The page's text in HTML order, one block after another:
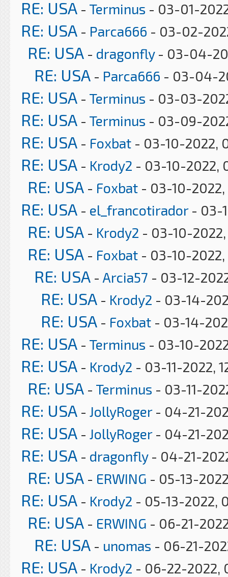
RE: USA - Terminus - 03-01-
RE: USA - Parca666 - 03-02-
RE: USA - dragonfly- 03-04-
RE: USA - Parca666 - 03-04-
RE: USA - Terminus - 03-03-
RE: USA - Terminus - 03-09-
RE: USA - Foxbat - 03-10-2022,
RE: USA - Krody2 - 03-10-2022,
RE: USA - Foxbat - 03-10-2022,
RE: USA - el_francotirador- 03-
RE: USA - Krody2 - 03-10-
RE: USA - Foxbat - 03-10-2022,
RE: USA - Arcia57 - 03-12-
RE: USA - Krody2 - 03-14-
RE: USA - Foxbat - 03-14-
RE: USA - Terminus - 03-10-
RE: USA - Krody2 - 03-11-2022,
RE: USA - Terminus - 03-11-
RE: USA - JollyRoger- 04-21-
RE: USA - JollyRoger- 04-21-
RE: USA - dragonfly- 04-21-
RE: USA - ERWING - 05-13-
RE: USA - Krody2 - 05-13-2022,
RE: USA - ERWING - 06-21-
RE: USA - unomas - 06-21-
RE: USA - Krody2 - 06-22-2022,